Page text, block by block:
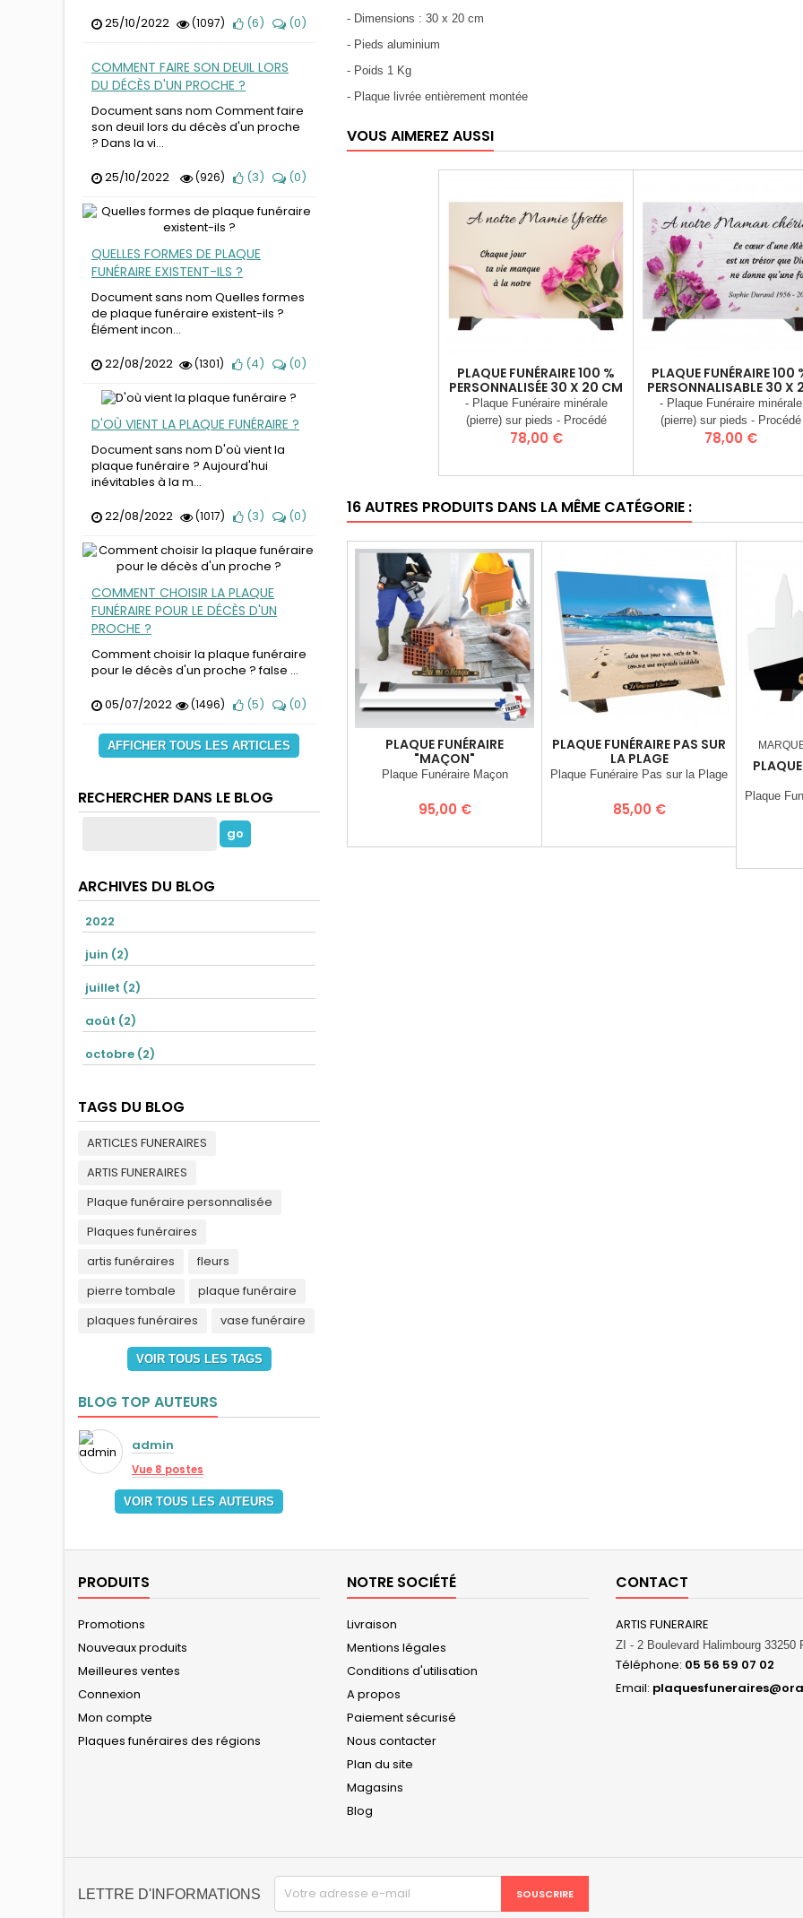
25/10/2022
(1097) (6) (0)
COMMENT FAIRE SON DEUIL LORS
DU DÉCÈS D'UN PROCHE ?
Document sans nom Comment faire
son deuil lors du décès d'un proche
? Dans la vi...
25/10/2022
(926) (3) (0)
QUELLES FORMES DE PLAQUE
FUNÉRAIRE EXISTENT-ILS ?
Document sans nom Quelles formes
de plaque funéraire existent-ils ?
Élément incon...
22/08/2022
(1301) (4) (0)
D'OÙ VIENT LA PLAQUE FUNÉRAIRE ?
Document sans nom D'où vient la
plaque funéraire ? Aujourd'hui
inévitables à la m...
22/08/2022
(1017) (3) (0)
COMMENT CHOISIR LA PLAQUE
FUNÉRAIRE POUR LE DÉCÈS D'UN
PROCHE ?
Comment choisir la plaque funéraire
pour le décès d'un proche ? false ...
05/07/2022
(1496) (5) (0)
AFFICHER TOUS LES ARTICLES
RECHERCHER DANS LE BLOG
ARCHIVES DU BLOG
2022
juin (2)
juillet (2)
août (2)
octobre (2)
TAGS DU BLOG
ARTICLES FUNERAIRES
ARTIS FUNERAIRES
Plaque funéraire personnalisée
Plaques funéraires
artis funéraires
fleurs
pierre tombale
plaque funéraire
plaques funéraires
vase funéraire
VOIR TOUS LES TAGS
BLOG TOP AUTEURS
admin
Vue 8 postes
VOIR TOUS LES AUTEURS
- Dimensions : 30 x 20 cm
- Pieds aluminium
- Poids 1 Kg
- Plaque livrée entièrement montée
VOUS AIMEREZ AUSSI
PLAQUE FUNÉRAIRE 100 %
PERSONNALISÉE 30 X 20 CM
- Plaque Funéraire minérale
(pierre) sur pieds - Procédé
d’inclusion d’image dans la pierre
30 x 20 cm - Poids 3 Kgs -
Plaque livrée entièrement montée
Prix
78,00 €
PLAQUE FUNÉRAIRE 100
PERSONNALISABLE 30 X
CM
- Plaque Funéraire minérale
(pierre) sur pieds - Procédé
d’inclusion d’image dans la
30 x 20 cm - Poids 3 Kgs
Plaque livrée entièrement
Prix
78,00 €
16 AUTRES PRODUITS DANS LA MÊME CATÉGORIE :
PLAQUE FUNÉRAIRE
"MAÇON"
Plaque Funéraire Maçon
Prix
95,00 €
PLAQUE FUNÉRAIRE PAS SUR
LA PLAGE
Plaque Funéraire Pas sur la Plage
Prix
85,00 €
Plaque
PRODUITS
Promotions
Nouveaux produits
Meilleures ventes
Connexion
Mon compte
Plaques funéraires des régions
NOTRE SOCIÉTÉ
Livraison
Mentions légales
Conditions d'utilisation
A propos
Paiement sécurisé
Nous contacter
Plan du site
Magasins
Blog
CONTACT
ARTIS FUNERAIRE
ZI - 2 Boulevard Halimbourg 33250
Téléphone: 05 56 59 07 02
Email:
LETTRE D'INFORMATIONS